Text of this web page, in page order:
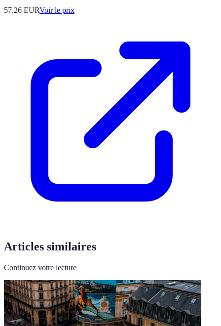
57.26 EURVoir le prix
Articles similaires
Continuez votre lecture